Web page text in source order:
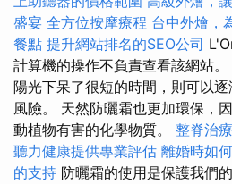
盛宴 全方位按摩療程 台中外燴，
餐點 提升網站排名的SEO公司
計算機的操作不負責查看該網站。
陽光下呆了很短的時間，則可以
風險。 天然防曬霜也更加環保，
動植物有害的化學物質。 整脊治療
聽力健康提供專業評估 離婚時如
的支持 防曬霜的使用是保護我們